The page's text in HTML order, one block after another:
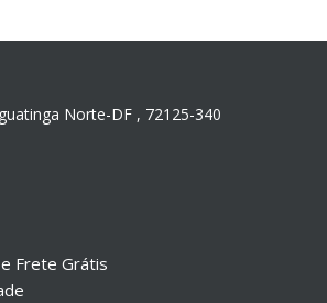
Norte-DF , 72125-340
Frete Grátis